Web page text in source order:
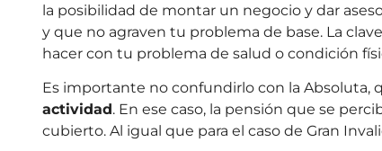
la posibilidad de montar un negocio y dar
y que no agraven tu problema de base. La
hacer con tu problema de salud o condición
Es importante no confundirlo con la Absoluta,
actividad. En ese caso, la pensión que se
cubierto. Al igual que para el caso de Gran